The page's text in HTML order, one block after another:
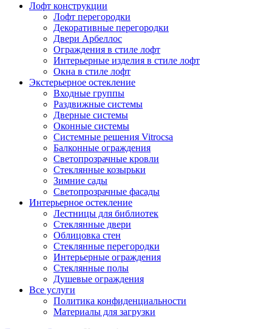
Лофт конструкции
Лофт перегородки
Декоративные перегородки
Двери Арбеллос
Ограждения в стиле лофт
Интерьерные изделия в стиле лофт
Окна в стиле лофт
Экстерьерное остекление
Входные группы
Раздвижные системы
Дверные системы
Оконные системы
Системные решения Vitrocsa
Балконные ограждения
Светопрозрачные кровли
Стеклянные козырьки
Зимние сады
Светопрозрачные фасады
Интерьерное остекление
Лестницы для библиотек
Стеклянные двери
Облицовка стен
Стеклянные перегородки
Интерьерные ограждения
Стеклянные полы
Душевые ограждения
Все услуги
Политика конфиденциальности
Материалы для загрузки